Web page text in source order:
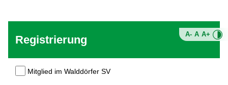
A- A A+
Registrierung
Mitglied im Walddörfer SV